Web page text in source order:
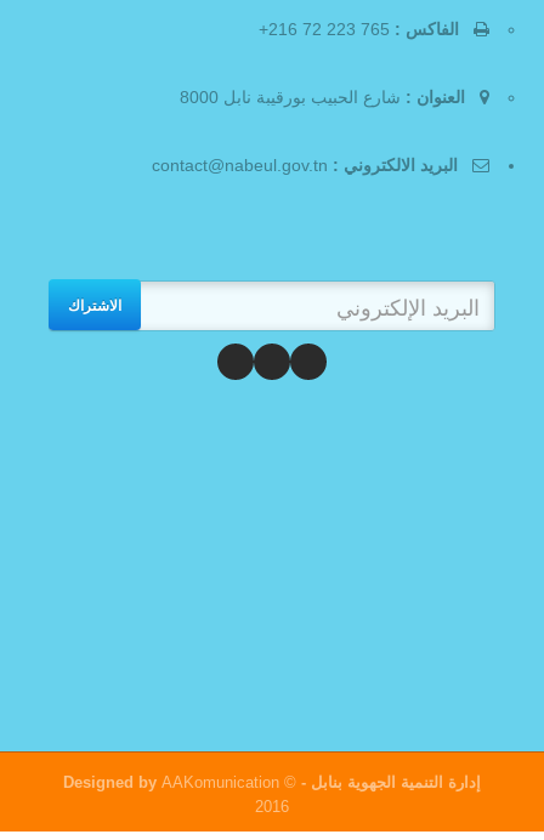
الفاكس :
العنوان : شارع الحبيب بورقيبة نابل 8000
البريد الالكتروني :
الاشتراك
إدارة التنمية الجهوية بنابل - Designed by
AAKomunication ©
2016